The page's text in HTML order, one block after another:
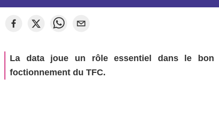
La data joue un rôle essentiel dans le bon
foctionnement du TFC.